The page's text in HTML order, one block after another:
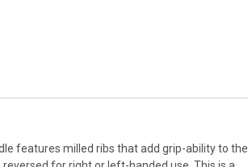
features milled ribs that add grip-ability to the